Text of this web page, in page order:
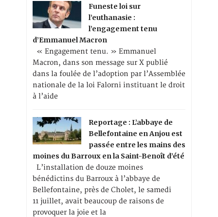
Funeste loi sur
l’euthanasie :
l’engagement tenu
d’Emmanuel Macron
« Engagement tenu. » Emmanuel
Macron, dans son message sur X publié
dans la foulée de l’adoption par l’Assemblée
nationale de la loi Falorni instituant le droit
à l’aide
Reportage : L’abbaye de
Bellefontaine en Anjou est
passée entre les mains des
moines du Barroux en la Saint-Benoît d’été
L’installation de douze moines
bénédictins du Barroux à l’abbaye de
Bellefontaine, près de Cholet, le samedi
11 juillet, avait beaucoup de raisons de
provoquer la joie et la